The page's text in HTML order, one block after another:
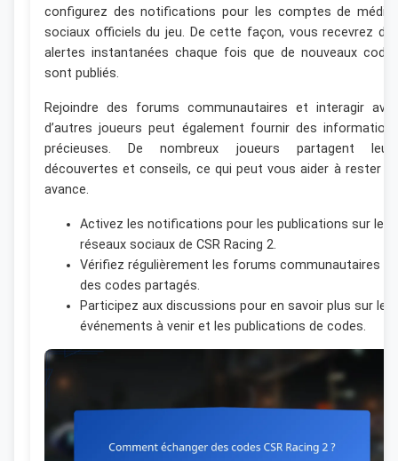
configurez des notifications pour les comptes de
sociaux officiels du jeu. De cette façon, vous recevrez
alertes instantanées chaque fois que de nouveaux
sont publiés.
Rejoindre des forums communautaires et interagir
d’autres joueurs peut également fournir des
précieuses. De nombreux joueurs partagent
découvertes et conseils, ce qui peut vous aider à rester
avance.
Activez les notifications pour les publications sur les
réseaux sociaux de CSR Racing 2.
Vérifiez régulièrement les forums communautaires
des codes partagés.
Participez aux discussions pour en savoir plus sur les
événements à venir et les publications de codes.